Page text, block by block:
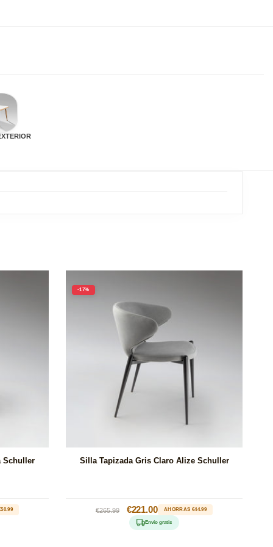
Schuller
-17%
Silla Tapizada Gris Claro Alize Schuller
Precio
€265.99
Precio
de
oferta
€221.00 AHORRAS €44.99
Envío gratis